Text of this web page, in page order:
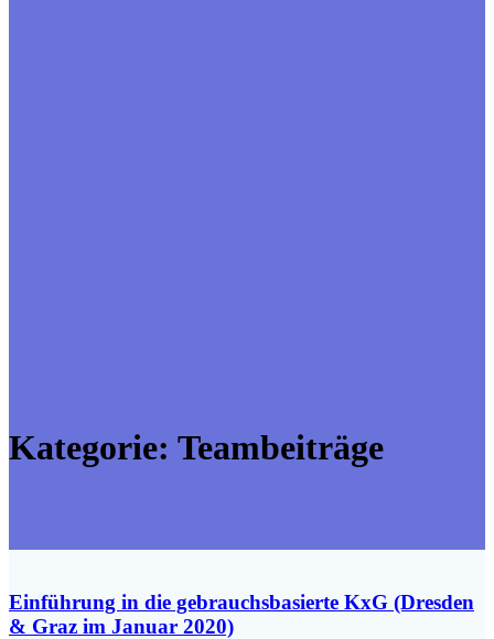
Kategorie: Teambeiträge
Einführung in die gebrauchsbasierte KxG (Dresden
& Graz im Januar 2020)